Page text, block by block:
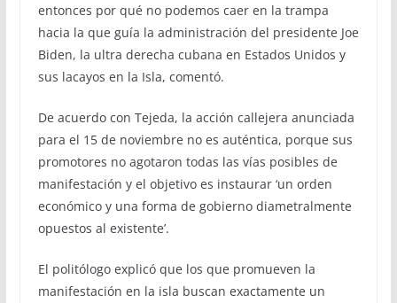
entonces por qué no podemos caer en la trampa
hacia la que guía la administración del presidente Joe
Biden, la ultra derecha cubana en Estados Unidos y
sus lacayos en la Isla, comentó.
De acuerdo con Tejeda, la acción callejera anunciada
para el 15 de noviembre no es auténtica, porque sus
promotores no agotaron todas las vías posibles de
manifestación y el objetivo es instaurar ‘un orden
económico y una forma de gobierno diametralmente
opuestos al existente’.
El politólogo explicó que los que promueven la
manifestación en la isla buscan exactamente un